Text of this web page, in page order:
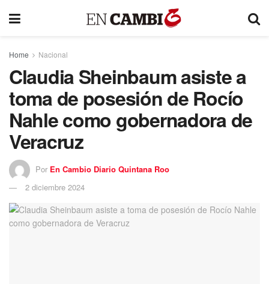
Home Nacional
Claudia Sheinbaum asiste a
toma de posesión de Rocío
Nahle como gobernadora de
Veracruz
Por En Cambio Diario Quintana Roo
2 diciembre 2024